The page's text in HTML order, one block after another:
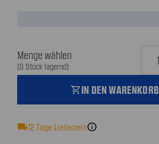
Menge wählen
(0 Stück lagernd)
shopping_cartIN DEN WARENKORB
local_shipping12Tage Lieferzeitinfo